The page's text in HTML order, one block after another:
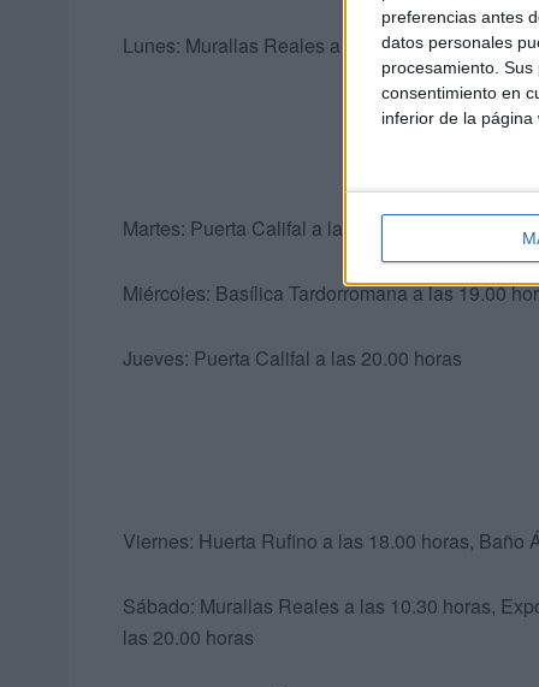
preferencias antes
datos personales
procesamiento.
consentimiento en
inferior de la página
Lunes: Murallas Reales a las 20.00 horas
Martes: Puerta Califal a las 20.00 horas
Miércoles: Basílica Tardorromana a las 19.00
Jueves: Puerta Califal a las 20.00 horas
Viernes: Huerta Rufino a las 18.00 horas, Baño
Sábado: Murallas Reales a las 10.30 horas,
las 20.00 horas